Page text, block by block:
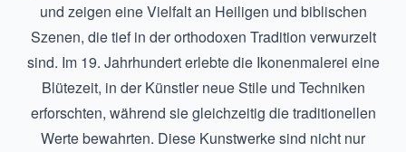
und zeigen eine Vielfalt an Heiligen und biblischen
Szenen, die tief in der orthodoxen Tradition verwurzelt
sind. Im 19. Jahrhundert erlebte die Ikonenmalerei eine
Blütezeit, in der Künstler neue Stile und Techniken
erforschten, während sie gleichzeitig die traditionellen
Werte bewahrten. Diese Kunstwerke sind nicht nur